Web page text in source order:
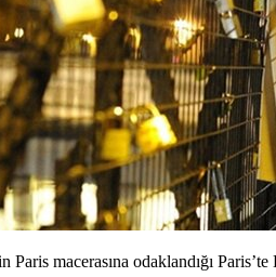
macerasına odaklandığı